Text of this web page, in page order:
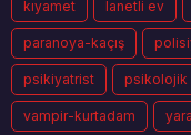
kıyamet lanetli ev
paranoya-kaçış
psikiyatrist psikolojik
vampir-kurtadam